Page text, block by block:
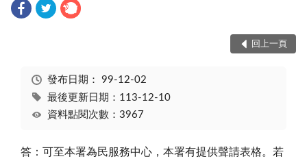
回上一頁
發布日期： 99-12-02
最後更新日期：113-12-10
資料點閱次數：3967
答：可至本署為民服務中心，本署有提供聲請表格。若